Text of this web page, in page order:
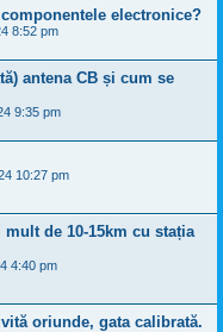
electronice?
8:52 pm
antena CB și cum se
9:35 pm
10:27 pm
de 10-15km cu stația
4:40 pm
oriunde, gata calibrată.